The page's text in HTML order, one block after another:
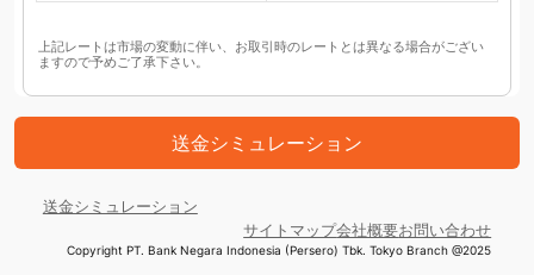
上記レートは市場の変動に伴い、お取引時のレートとは異なる場合がござい
ますので予めご了承下さい。
送金シミュレーション
送金シミュレーション
サイトマップ会社概要お問い合わせ
Copyright PT. Bank Negara Indonesia (Persero) Tbk. Tokyo Branch @2025